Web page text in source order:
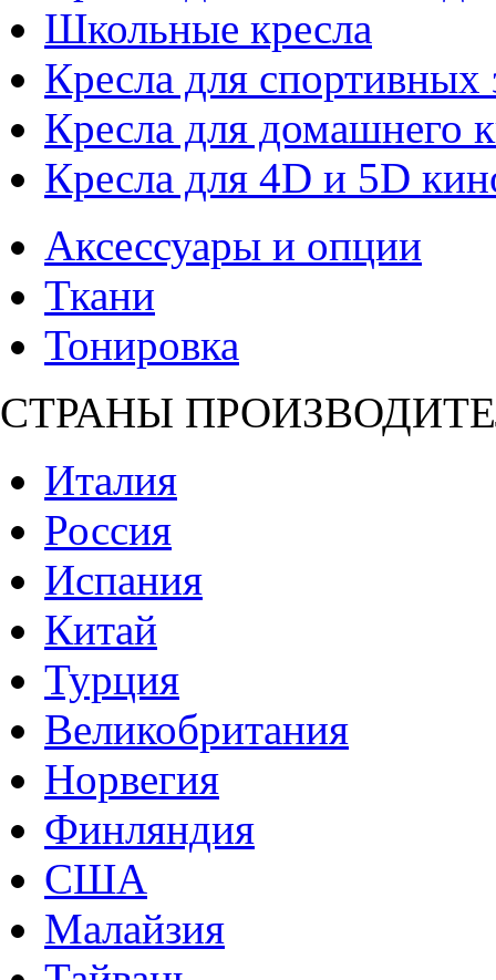
Школьные кресла
Кресла для спортивных
Кресла для домашнего
Кресла для 4D и 5D
Аксессуары и опции
Ткани
Тонировка
СТРАНЫ
Италия
Россия
Испания
Китай
Турция
Великобритания
Норвегия
Финляндия
США
Малайзия